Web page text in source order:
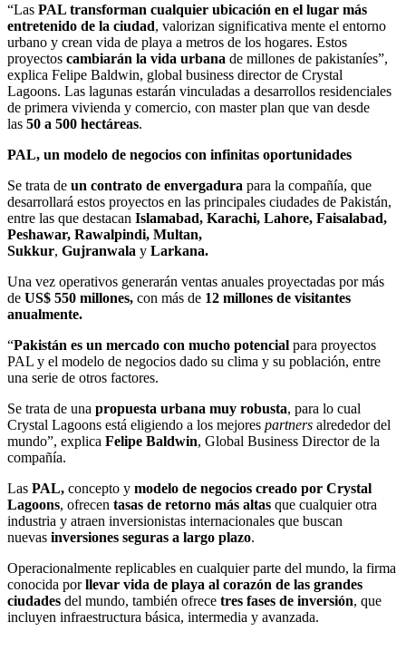
“Las PAL transforman cualquier ubicación en el lugar más
entretenido de la ciudad, valorizan significativa mente el entorno
urbano y crean vida de playa a metros de los hogares. Estos
proyectos cambiarán la vida urbana de millones de pakistaníes”,
explica Felipe Baldwin, global business director de Crystal
Lagoons. Las lagunas estarán vinculadas a desarrollos residenciales
de primera vivienda y comercio, con master plan que van desde
las 50 a 500 hectáreas.
PAL, un modelo de negocios con infinitas oportunidades
Se trata de un contrato de envergadura para la compañía, que
desarrollará estos proyectos en las principales ciudades de Pakistán,
entre las que destacan Islamabad, Karachi, Lahore, Faisalabad,
Peshawar, Rawalpindi, Multan,
Sukkur, Gujranwala y Larkana.
Una vez operativos generarán ventas anuales proyectadas por más
de US$ 550 millones, con más de 12 millones de visitantes
anualmente.
“Pakistán es un mercado con mucho potencial para proyectos
PAL y el modelo de negocios dado su clima y su población, entre
una serie de otros factores.
Se trata de una propuesta urbana muy robusta, para lo cual
Crystal Lagoons está eligiendo a los mejores partners alrededor del
mundo”, explica Felipe Baldwin, Global Business Director de la
compañía.
Las PAL, concepto y modelo de negocios creado por Crystal
Lagoons, ofrecen tasas de retorno más altas que cualquier otra
industria y atraen inversionistas internacionales que buscan
nuevas inversiones seguras a largo plazo.
Operacionalmente replicables en cualquier parte del mundo, la firma
conocida porllevar vida de playa al corazón de las grandes
ciudades del mundo, también ofrece tres fases de inversión, que
incluyen infraestructura básica, intermedia y avanzada.